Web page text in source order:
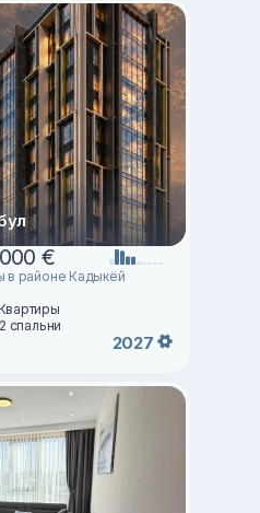
€
в районе Кадыкёй
спальни
2027